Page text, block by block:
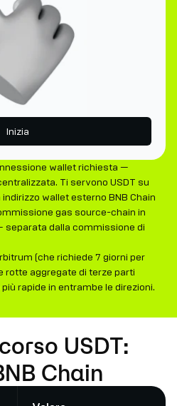
Inizia
wallet richiesta —
Ti servono USDT su
wallet esterno BNB Chain
gas source-chain in
separata dalla commissione di
(che richiede 7 giorni per
rotte aggregate di terze parti
rapide in entrambe le direzioni.
USDT:
Chain